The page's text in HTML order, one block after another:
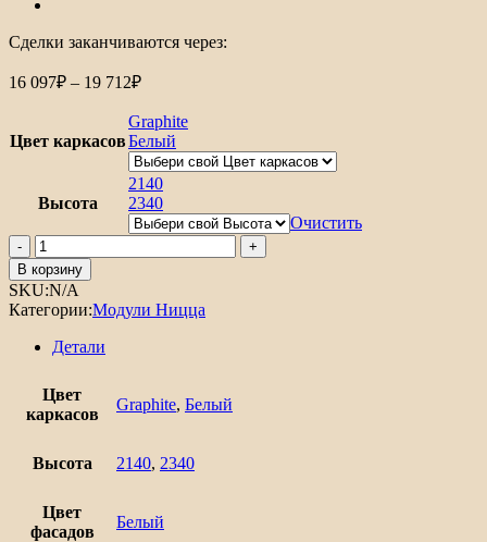
Сделки заканчиваются через:
16 097₽ – 19 712₽Диапазон
16
097₽
–
19
712₽
Цвет каркасов
Graphite
Белый
Высота
2140
2340
Очистить
Количество
товара
Шкаф
пенал
с
1-
и
ящиком
технику
В корзину
SKU:N/A
Категории:Модули Ницца
Детали
Цвет
каркасов
Graphite, Белый
Высота 2140, 2340
Цвет
фасадов
Белый